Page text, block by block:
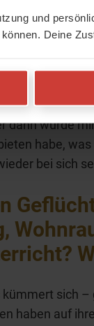
und
Deine
gemacht
oder daran,
dann wurde
habe,
bei sich
kümmert sich
haben auf